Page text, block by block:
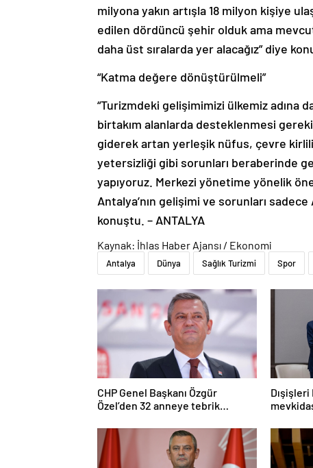
milyona yakın artışla 18 milyon kişiye
edilen dördüncü şehir olduk ama
daha üst sıralarda yer alacağız” diye
“Katma değere dönüştürülmeli”
“Turizmdeki gelişimimizi ülkemiz adına
birtakım alanlarda desteklenmesi
giderek artan yerleşik nüfus, çevre
yetersizliği gibi sorunları beraberinde
yapıyoruz. Merkezi yönetime yönelik
Antalya’nın gelişimi ve sorunları
konuştu. – ANTALYA
Kaynak: İhlas Haber Ajansı / Ekonomi
Antalya Dünya Sağlık Turizmi Spor
CHP Genel Başkanı Özgür
Özel’den 32 anneye tebrik
Dışişleri